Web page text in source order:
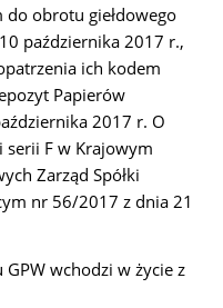
obrotu giełdowego
października 2017 r.,
ich kodem
Papierów
2017 r. O
F w Krajowym
Zarząd Spółki
nr 56/2017 z dnia 21
GPW wchodzi w życie z